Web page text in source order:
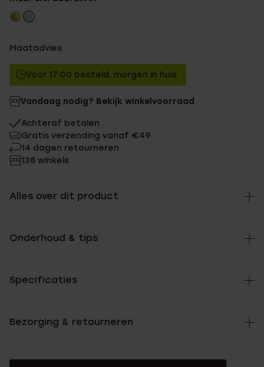
Maatadvies
Voor 17:00 besteld, morgen in huis
Vandaag nodig? Bekijk winkelvoorraad
Achteraf betalen
Gratis verzending vanaf €49
14 dagen retourneren
138 winkels
Alles over dit product
Onderhoud & tips
Specificaties
Bezorging & retourneren